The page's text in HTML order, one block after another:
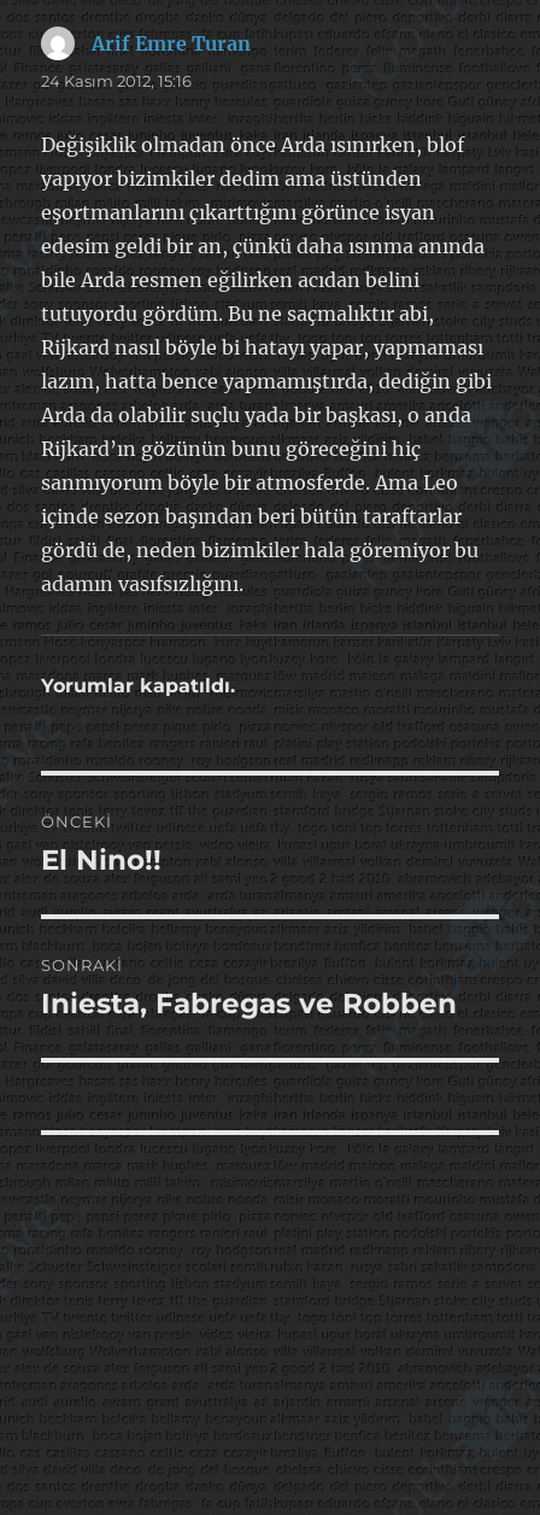
Arif Emre Turandedi
ki:
24 Kasım 2012, 15:16
Değişiklik olmadan önce Arda ısınırken, blof
yapıyor bizimkiler dedim ama üstünden
eşortmanlarını çıkarttığını görünce isyan
edesim geldi bir an, çünkü daha ısınma anında
bile Arda resmen eğilirken acıdan belini
tutuyordu gördüm. Bu ne saçmalıktır abi,
Rijkard nasıl böyle bi hatayı yapar, yapmaması
lazım, hatta bence yapmamıştırda, dediğin gibi
Arda da olabilir suçlu yada bir başkası, o anda
Rijkard’ın gözünün bunu göreceğini hiç
sanmıyorum böyle bir atmosferde. Ama Leo
içinde sezon başından beri bütün taraftarlar
gördü de, neden bizimkiler hala göremiyor bu
adamın vasıfsızlığını.
Yorumlar kapatıldı.
Yazı
gezinmesi
ÖNCEKI
Önceki
yazı:
El Nino!!
SONRAKI
Sonraki
yazı:
Iniesta, Fabregas ve Robben